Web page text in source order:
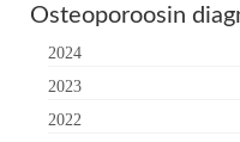
Osteoporoosin
2024
2023
2022